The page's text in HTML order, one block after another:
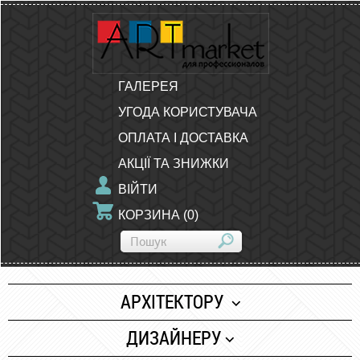
ГАЛЕРЕЯ
УГОДА КОРИСТУВАЧА
ОПЛАТА І ДОСТАВКА
АКЦІЇ ТА ЗНИЖКИ
ВІЙТИ
КОРЗИНА (0)
АРХІТЕКТОРУ
Папір
ДИЗАЙНЕРУ